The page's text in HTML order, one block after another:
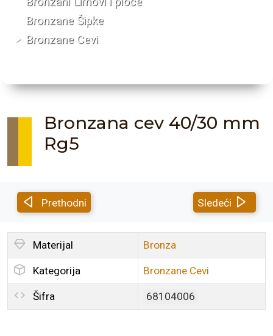
Bronzane Šipke
Bronzane Cevi
Bronzana cev 40/30 mm
Rg5
Prethodni Sledeći
Materijal Bronza
Kategorija Bronzane Cevi
Šifra 68104006